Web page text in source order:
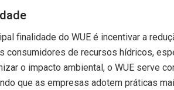
finalidade do WUE é incentivar a
consumidores de recursos hídricos,
o impacto ambiental, o WUE serve
que as empresas adotem práticas